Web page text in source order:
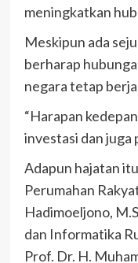
meningkatkan
Meskipun ada
berharap
negara tetap
“Harapan
investasi dan juga
Adapun hajatan
Perumahan
Hadimoeljono,
dan Informatika
Prof. Dr. H.